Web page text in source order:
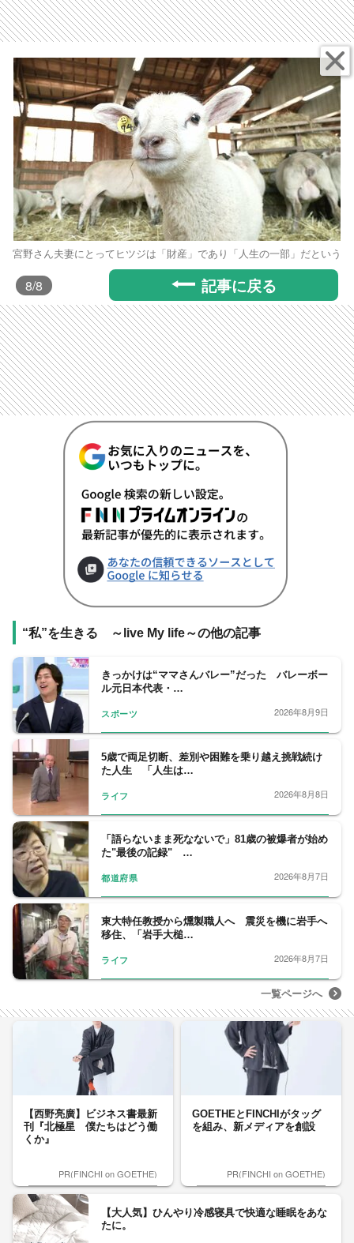
宮野さん夫妻にとってヒツジは「財産」であり「人生の一部」だという
8/8 記事に戻る
“私”を生きる ～live My life～の他の記事
きっかけは“ママさんバレー”だった バレーボー
ル元日本代表・…
スポーツ 2026年8月9日
5歳で両足切断、差別や困難を乗り越え挑戦続け
た人生 「人生は…
ライフ 2026年8月8日
「語らないまま死なないで」81歳の被爆者が始め
た"最後の記録" …
都道府県 2026年8月7日
東大特任教授から燻製職人へ 震災を機に岩手へ
移住、「岩手大槌…
ライフ 2026年8月7日
一覧ページへ
【西野亮廣】ビジネス書最新
刊『北極星 僕たちはどう働
くか』
PR(FINCHI on GOETHE)
GOETHEとFINCHIがタッグ
を組み、新メディアを創設
PR(FINCHI on GOETHE)
【大人気】ひんやり冷感寝具で快適な睡眠をあな
たに。